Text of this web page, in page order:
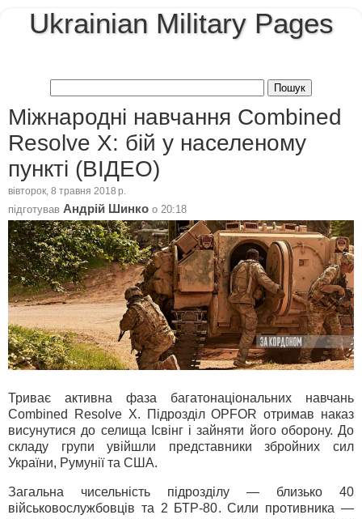
Ukrainian Military Pages
Міжнародні навчання Combined
Resolve X: бій у населеному
пункті (ВІДЕО)
вівторок, 8 травня 2018 р.
підготував Андрій Шинко о 20:18
Триває активна фаза багатонаціональних навчань
Combined Resolve X. Підрозділ OPFOR отримав наказ
висунутися до селища Ісвінг і зайняти його оборону. До
складу групи увійшли представники збройних сил
України, Румунії та США.
Загальна чисельність підрозділу — близько 40
військовослужбовців та 2 БТР-80. Сили противника —